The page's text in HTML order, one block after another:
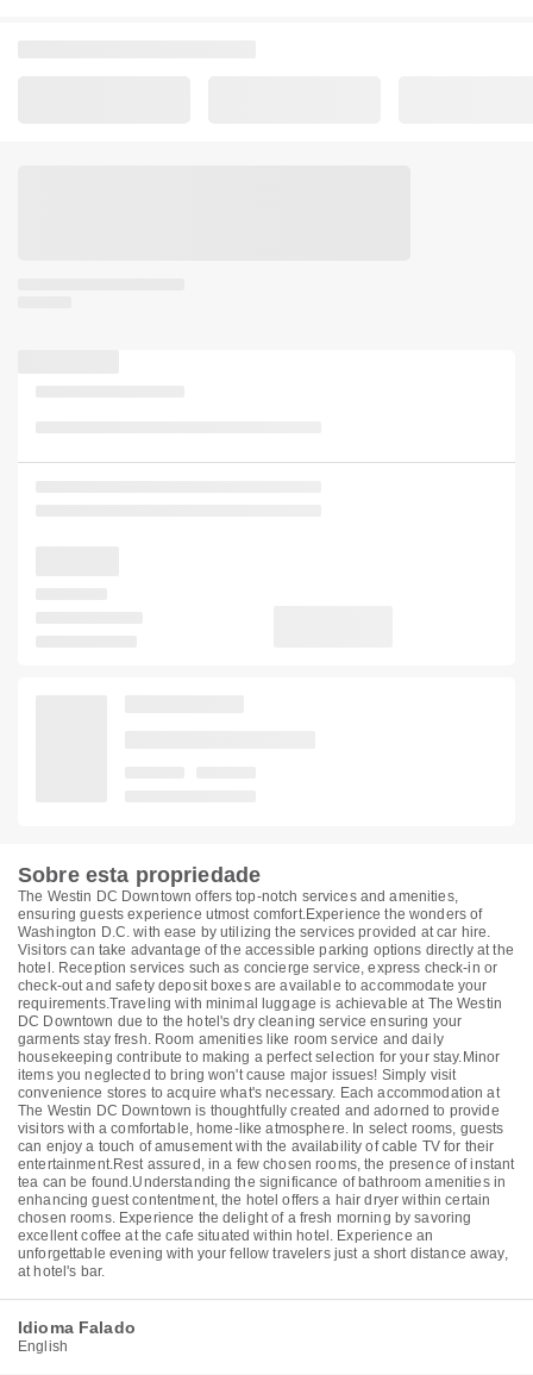
Sobre esta propriedade
The Westin DC Downtown offers top-notch services and amenities,
ensuring guests experience utmost comfort.Experience the wonders of
Washington D.C. with ease by utilizing the services provided at car hire.
Visitors can take advantage of the accessible parking options directly at the
hotel. Reception services such as concierge service, express check-in or
check-out and safety deposit boxes are available to accommodate your
requirements.Traveling with minimal luggage is achievable at The Westin
DC Downtown due to the hotel's dry cleaning service ensuring your
garments stay fresh. Room amenities like room service and daily
housekeeping contribute to making a perfect selection for your stay.Minor
items you neglected to bring won't cause major issues! Simply visit
convenience stores to acquire what's necessary. Each accommodation at
The Westin DC Downtown is thoughtfully created and adorned to provide
visitors with a comfortable, home-like atmosphere. In select rooms, guests
can enjoy a touch of amusement with the availability of cable TV for their
entertainment.Rest assured, in a few chosen rooms, the presence of instant
tea can be found.Understanding the significance of bathroom amenities in
enhancing guest contentment, the hotel offers a hair dryer within certain
chosen rooms. Experience the delight of a fresh morning by savoring
excellent coffee at the cafe situated within hotel. Experience an
unforgettable evening with your fellow travelers just a short distance away,
at hotel's bar.
Idioma Falado
English